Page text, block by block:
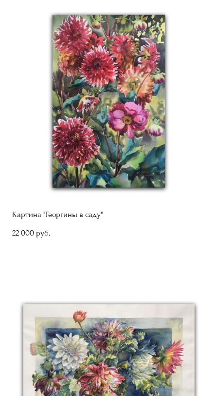
Картина "Георгины в саду"
22 000 pуб.